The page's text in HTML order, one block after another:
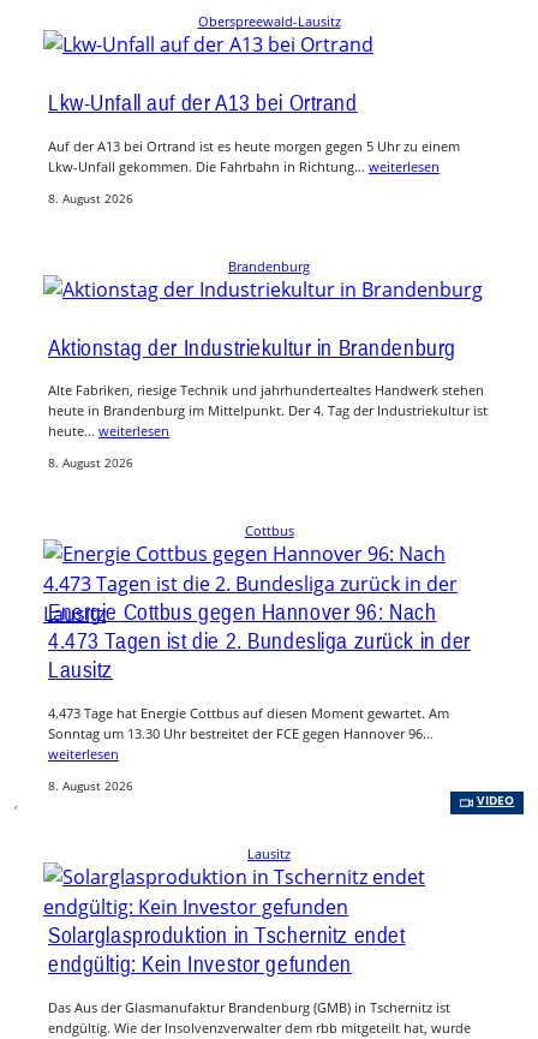
Oberspreewald-Lausitz
Lkw-Unfall auf der A13 bei Ortrand
Auf der A13 bei Ortrand ist es heute morgen gegen 5 Uhr zu einem
Lkw-Unfall gekommen. Die Fahrbahn in Richtung… weiterlesen
8. August 2026
Brandenburg
Aktionstag der Industriekultur in Brandenburg
Alte Fabriken, riesige Technik und jahrhundertealtes Handwerk stehen
heute in Brandenburg im Mittelpunkt. Der 4. Tag der Industriekultur ist
heute… weiterlesen
8. August 2026
Cottbus
VIDEO
Energie Cottbus gegen Hannover 96: Nach
4.473 Tagen ist die 2. Bundesliga zurück in der
Lausitz
4.473 Tage hat Energie Cottbus auf diesen Moment gewartet. Am
Sonntag um 13.30 Uhr bestreitet der FCE gegen Hannover 96…
weiterlesen
8. August 2026
Lausitz
Solarglasproduktion in Tschernitz endet
endgültig: Kein Investor gefunden
Das Aus der Glasmanufaktur Brandenburg (GMB) in Tschernitz ist
endgültig. Wie der Insolvenzverwalter dem rbb mitgeteilt hat, wurde